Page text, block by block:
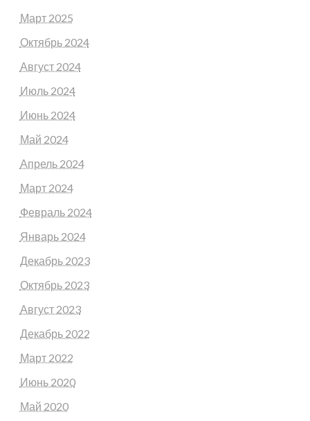
Март 2025
Октябрь 2024
Август 2024
Июль 2024
Июнь 2024
Май 2024
Апрель 2024
Март 2024
Февраль 2024
Январь 2024
Декабрь 2023
Октябрь 2023
Август 2023
Декабрь 2022
Март 2022
Июнь 2020
Май 2020